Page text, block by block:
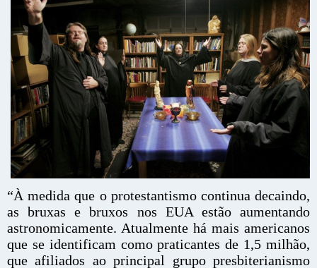
“À medida que o protestantismo continua decaindo,
as bruxas e bruxos nos EUA estão aumentando
astronomicamente. Atualmente há mais americanos
que se identificam como praticantes de 1,5 milhão,
que afiliados ao principal grupo presbiterianismo